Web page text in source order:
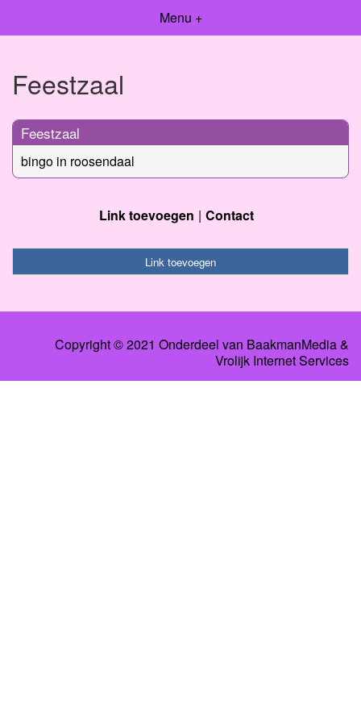
Menu +
Feestzaal
Feestzaal
bingo in roosendaal
Link toevoegen Contact
Link toevoegen
Copyright © 2021 Onderdeel van BaakmanMedia&
Vrolijk Internet Services